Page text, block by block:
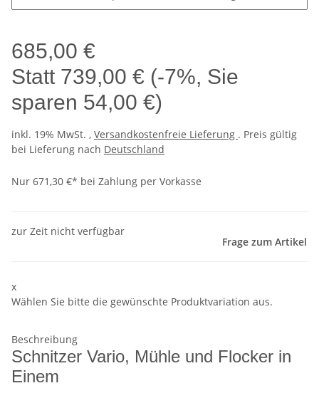
685,00 €
Statt 739,00 € (-7%, Sie
sparen 54,00 €)
inkl. 19% MwSt. , Versandkostenfreie Lieferung . Preis gültig
bei Lieferung nach Deutschland
Nur 671,30 €* bei Zahlung per Vorkasse
zur Zeit nicht verfügbar
Frage zum Artikel
x
Wählen Sie bitte die gewünschte Produktvariation aus.
Beschreibung
Schnitzer Vario, Mühle und Flocker in
Einem